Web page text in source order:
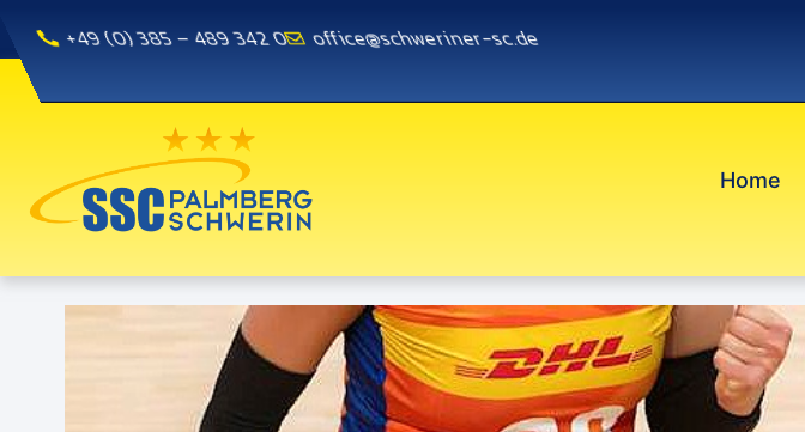
+49 (0) 385 – 489 342 0 office@schweriner-sc.de
Home